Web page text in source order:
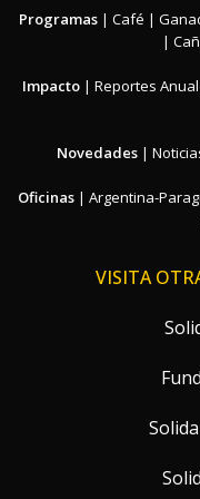
Programas | Café |
|
Impacto | Reportes
Novedades|
Oficinas | Argentina-
VISITA